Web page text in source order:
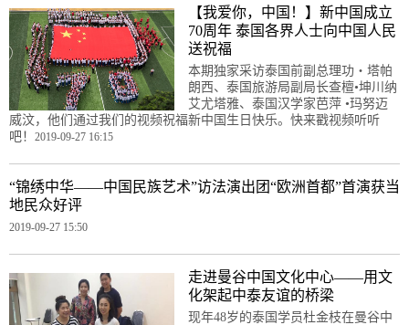
【我爱你，中国！】新中国成立
70周年 泰国各界人士向中国人民
送祝福
本期独家采访泰国前副总理功・塔帕
朗西、泰国旅游局副局长查檀•坤川纳
艾尤塔雅、泰国汉学家芭萍 •玛努迈
威汶，他们通过我们的视频祝福新中国生日快乐。快来戳视频听听
吧！ 2019-09-27 16:15
“锦绣中华——中国民族艺术”访法演出团“欧洲首都”首演获当
地民众好评
2019-09-27 15:50
走进曼谷中国文化中心——用文
化架起中泰友谊的桥梁
现年48岁的泰国学员杜金枝在曼谷中